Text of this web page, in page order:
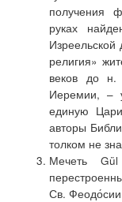
получения
руках
религия»
веков до
Иеремии, –
единую
авторы
толком не
Мечеть
Св.